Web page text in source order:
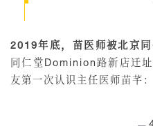
2019年底，苗医师被北京同
同仁堂Dominion路新店迁
友第一次认识主任医师苗芊：